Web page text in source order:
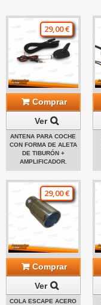
29,00 €
Comprar
Ver
ANTENA PARA COCHE
CON FORMA DE ALETA
DE TIBURÓN +
AMPLIFICADOR.
29,00 €
Comprar
Ver
COLA ESCAPE ACERO